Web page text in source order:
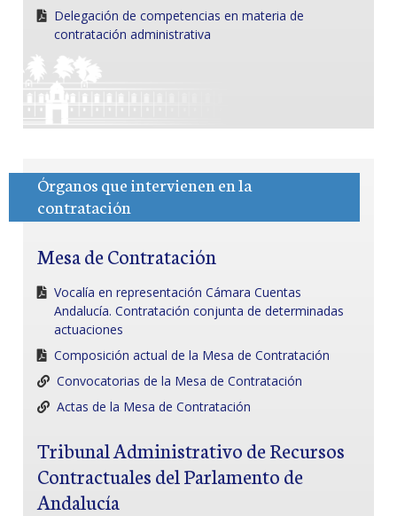
Delegación de competencias en materia de
contratación administrativa
Órganos que intervienen en la
contratación
Mesa de Contratación
Vocalía en representación Cámara Cuentas
Andalucía. Contratación conjunta de determinadas
actuaciones
Composición actual de la Mesa de Contratación
Convocatorias de la Mesa de Contratación
Actas de la Mesa de Contratación
Tribunal Administrativo de Recursos
Contractuales del Parlamento de
Andalucía